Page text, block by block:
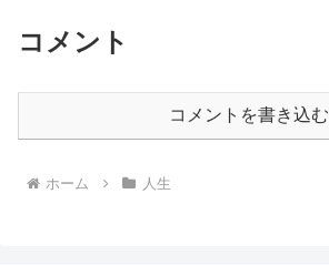
コメント
コメントを書き込む
ホーム 人生